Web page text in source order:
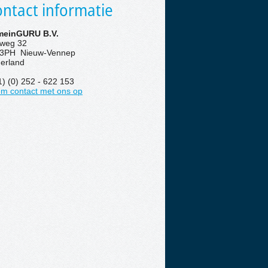
informatie
B.V.
32
Nieuw-Vennep
(0) 252 - 622 153
contact met ons op